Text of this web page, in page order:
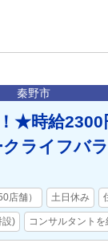
秦野市
★時給2300
ライフバ
店舗） 土日休み
設) コンサルタント